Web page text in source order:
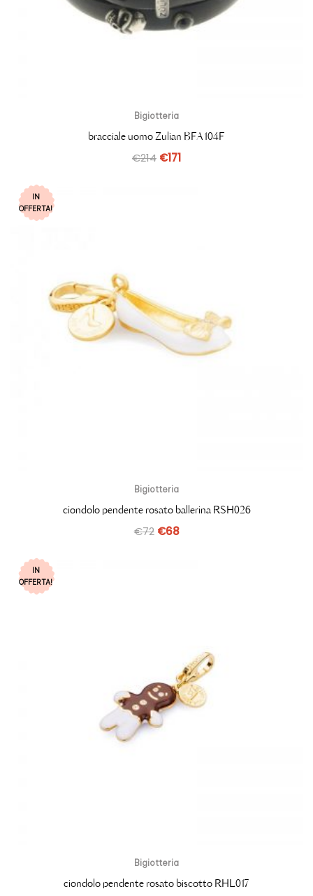
Bigiotteria
bracciale uomo Zulian BFA104F
€214 €171
IN
OFFERTA!
Bigiotteria
ciondolo pendente rosato ballerina RSH026
€72 €68
IN
OFFERTA!
Bigiotteria
ciondolo pendente rosato biscotto RHL017